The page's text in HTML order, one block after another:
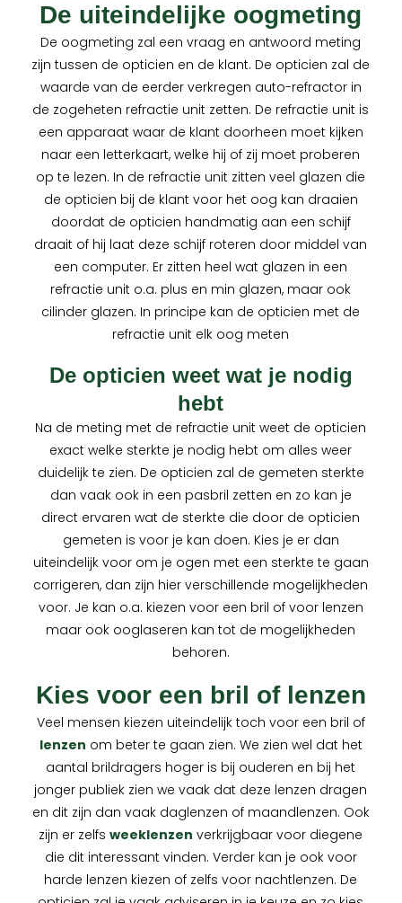
De uiteindelijke oogmeting
De oogmeting zal een vraag en antwoord meting
zijn tussen de opticien en de klant. De opticien zal de
waarde van de eerder verkregen auto-refractor in
de zogeheten refractie unit zetten. De refractie unit is
een apparaat waar de klant doorheen moet kijken
naar een letterkaart, welke hij of zij moet proberen
op te lezen. In de refractie unit zitten veel glazen die
de opticien bij de klant voor het oog kan draaien
doordat de opticien handmatig aan een schijf
draait of hij laat deze schijf roteren door middel van
een computer. Er zitten heel wat glazen in een
refractie unit o.a. plus en min glazen, maar ook
cilinder glazen. In principe kan de opticien met de
refractie unit elk oog meten
De opticien weet wat je nodig
hebt
Na de meting met de refractie unit weet de opticien
exact welke sterkte je nodig hebt om alles weer
duidelijk te zien. De opticien zal de gemeten sterkte
dan vaak ook in een pasbril zetten en zo kan je
direct ervaren wat de sterkte die door de opticien
gemeten is voor je kan doen. Kies je er dan
uiteindelijk voor om je ogen met een sterkte te gaan
corrigeren, dan zijn hier verschillende mogelijkheden
voor. Je kan o.a. kiezen voor een bril of voor lenzen
maar ook ooglaseren kan tot de mogelijkheden
behoren.
Kies voor een bril of lenzen
Veel mensen kiezen uiteindelijk toch voor een bril of
lenzen om beter te gaan zien. We zien wel dat het
aantal brildragers hoger is bij ouderen en bij het
jonger publiek zien we vaak dat deze lenzen dragen
en dit zijn dan vaak daglenzen of maandlenzen. Ook
zijn er zelfsweeklenzen verkrijgbaar voor diegene
die dit interessant vinden. Verder kan je ook voor
harde lenzen kiezen of zelfs voor nachtlenzen. De